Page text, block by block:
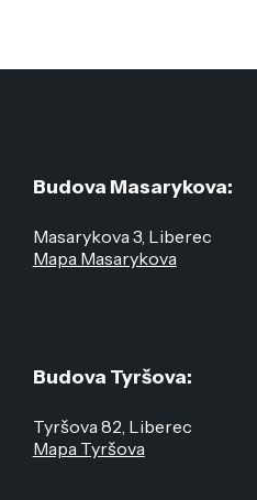
Budova Masarykova:
Masarykova 3, Liberec
Mapa Masarykova
Budova Tyršova:
Tyršova 82, Liberec
Mapa Tyršova